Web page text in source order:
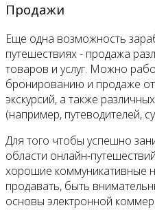
Продажи
Еще одна возможность
путешествиях - продажа
товаров и услуг. Можно
бронированию и продаже
экскурсий, а также
(например, путеводителей,
Для того чтобы успешно
области онлайн-
хорошие коммуникативные
продавать, быть
основы электронной